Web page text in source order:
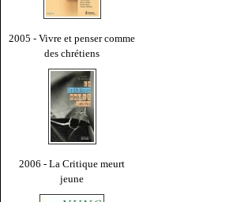
2005 - Vivre et penser comme
des chrétiens
2006 - La Critique meurt
jeune